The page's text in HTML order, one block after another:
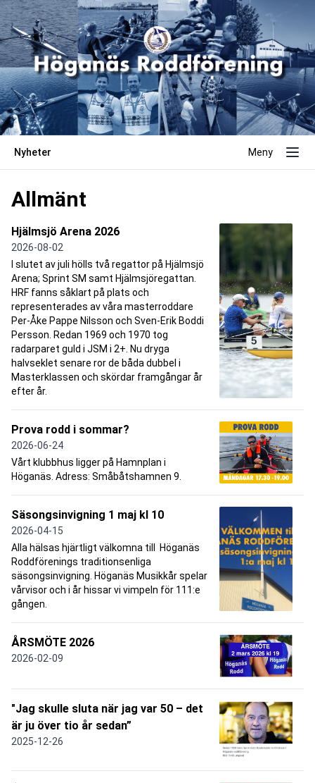
Nyheter Meny
Allmänt
Hjälmsjö Arena 2026
2026-08-02
I slutet av juli hölls två regattor på Hjälmsjö
Arena; Sprint SM samt Hjälmsjöregattan.
HRF fanns såklart på plats och
representerades av våra masterroddare
Per-Åke Pappe Nilsson och Sven-Erik Boddi
Persson. Redan 1969 och 1970 tog
radarparet guld i JSM i 2+. Nu dryga
halvseklet senare ror de båda dubbel i
Masterklassen och skördar framgångar år
efter år.
Prova rodd i sommar?
2026-06-24
Vårt klubbhus ligger på Hamnplan i
Höganäs. Adress: Småbåtshamnen 9.
Säsongsinvigning 1 maj kl 10
2026-04-15
Alla hälsas hjärtligt välkomna till Höganäs
Roddförenings traditionsenliga
säsongsinvigning. Höganäs Musikkår spelar
vårvisor och i år hissar vi vimpeln för 111:e
gången.
ÅRSMÖTE 2026
2026-02-09
"Jag skulle sluta när jag var 50 – det
är ju över tio år sedan”
2025-12-26